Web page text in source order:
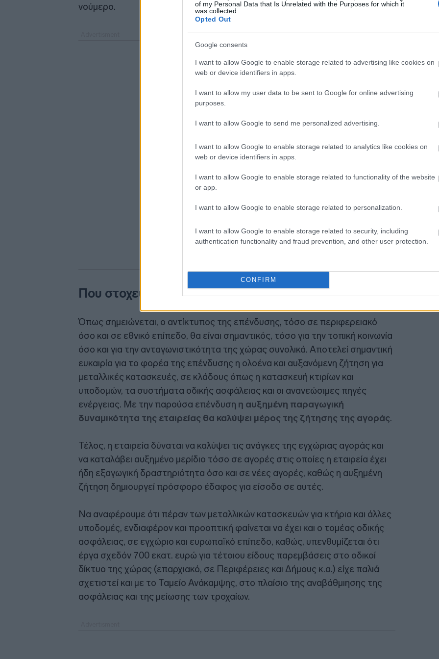
of my Personal Data that Is Unrelated with the Purposes for which it
was collected.
Opted Out
Google consents
I want to allow Google to enable storage related to advertising like cookies on
web or device identifiers in apps.
I want to allow my user data to be sent to Google for online advertising
purposes.
I want to allow Google to send me personalized advertising.
I want to allow Google to enable storage related to analytics like cookies on
web or device identifiers in apps.
I want to allow Google to enable storage related to functionality of the website
or app.
I want to allow Google to enable storage related to personalization.
I want to allow Google to enable storage related to security, including
authentication functionality and fraud prevention, and other user protection.
CONFIRM
νούμερο.
Που στοχεύει
Όπως σημειώνεται, ο αντίκτυπος της επένδυσης, τόσο σε περιφερειακό
όσο και σε εθνικό επίπεδο, θα είναι σημαντικός, τόσο για την τοπική κοινωνία
όσο και για την ανταγωνιστικότητα της χώρας συνολικά. Αποτελεί σημαντική
ευκαιρία για το φορέα της επένδυσης η ολοένα και αυξανόμενη ζήτηση για
μεταλλικές κατασκευές, σε κλάδους όπως η κατασκευή κτιρίων και
υποδομών, τα συστήματα οδικής ασφάλειας και οι ανανεώσιμες πηγές
ενέργειας. Με την παρούσα επένδυση η αυξημένη παραγωγική
δυναμικότητα της εταιρείας θα καλύψει μέρος της ζήτησης της αγοράς.
Τέλος, η εταιρεία δύναται να καλύψει τις ανάγκες της εγχώριας αγοράς και
να καταλάβει αυξημένο μερίδιο τόσο σε αγορές στις οποίες η εταιρεία έχει
ήδη εξαγωγική δραστηριότητα όσο και σε νέες αγορές, καθώς η αυξημένη
ζήτηση δημιουργεί πρόσφορο έδαφος για είσοδο σε αυτές.
Να αναφέρουμε ότι πέραν των μεταλλικών κατασκευών για κτήρια και άλλες
υποδομές, ενδιαφέρον και προοπτική φαίνεται να έχει και ο τομέας οδικής
ασφάλειας, σε εγχώριο και ευρωπαϊκό επίπεδο, καθώς, υπενθυμίζεται ότι
έργα σχεδόν 700 εκατ. ευρώ για τέτοιου είδους παρεμβάσεις στο οδικοί
δίκτυο της χώρας (επαρχιακό, σε Περιφέρειες και Δήμους κ.α.) είχε παλιά
σχετιστεί και με το Ταμείο Ανάκαμψης, στο πλαίσιο της αναβάθμιησης της
ασφάλειας και της μείωσης των τροχαίων.
17:28